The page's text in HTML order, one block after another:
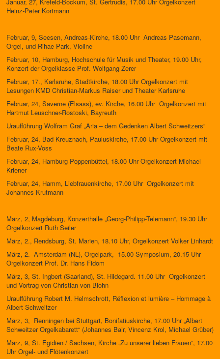
Heinz-Peter Kortmann
Februar, 9, Seesen, Andreas-Kirche, 18.00 Uhr Andreas Pasemann,
Orgel, und Rihae Park, Violine
Februar, 10, Hamburg, Hochschule für Musik und Theater, 19.00 Uhr,
Konzert der Orgelklasse Prof. Wolfgang Zerer
Februar, 17., Karlsruhe, Stadtkirche, 18.00 Uhr Orgelkonzert mit
Lesungen KMD Christian-Markus Raiser und Theater Karlsruhe
Februar, 24, Saverne (Elsass), ev. Kirche, 16.00 Uhr Orgelkonzert mit
Hartmut Leuschner-Rostoski, Bayreuth
Uraufführung Wolfram Graf „Aria – dem Gedenken Albert Schweitzers“
Februar, 24, Bad Kreuznach, Pauluskirche, 17.00 Uhr Orgelkonzert mit
Beate Rux-Voss
Februar, 24, Hamburg-Poppenbüttel, 18.00 Uhr Orgelkonzert Michael
Kriener
Februar, 24, Hamm, Liebfrauenkirche, 17.00 Uhr Orgelkonzert mit
Johannes Krutmann
März, 2, Magdeburg, Konzerthalle „Georg-Philipp-Telemann“, 19.30 Uhr
Orgelkonzert Ruth Seiler
März, 2., Rendsburg, St. Marien, 18.10 Uhr, Orgelkonzert Volker Linhardt
März, 2. Amsterdam (NL), Orgelpark, 15.00 Symposium, 20.15 Uhr
Orgelkonzert Prof. Dr. Hans Fidom
März, 3, St. Ingbert (Saarland), St. Hildegard. 11.00 Uhr Orgelkonzert
und Vortrag von Christian von Blohn
Uraufführung Robert M. Helmschrott, Réflexion et lumière – Hommage à
Albert Schweitzer
März, 3, Renningen bei Stuttgart, Bonifatiuskirche, 17.00 Uhr „Albert
Schweitzer Orgelkabarett“ (Johannes Bair, Vincenz Krol, Michael Grüber)
März, 9, St. Egidien / Sachsen, Kirche „Zu unserer lieben Frauen“, 17.00
Uhr Orgel- und Flötenkonzert